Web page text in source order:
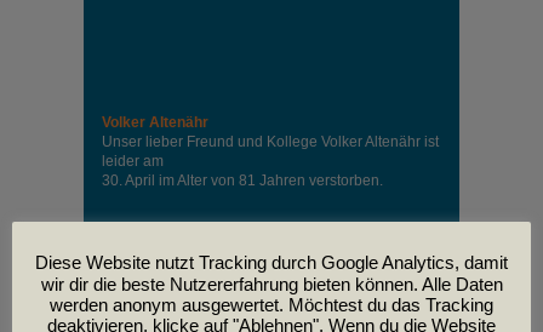
Volker Altenähr
Unser lieber Freund und Kollege Volker Altenähr ist
leider am
30. April im Alter von 81 Jahren verstorben.
PODCASTS
Diese Website nutzt Tracking durch Google Analytics, damit
wir dir die beste Nutzererfahrung bieten können. Alle Daten
werden anonym ausgewertet. Möchtest du das Tracking
deaktivieren, klicke auf "Ablehnen". Wenn du die Website